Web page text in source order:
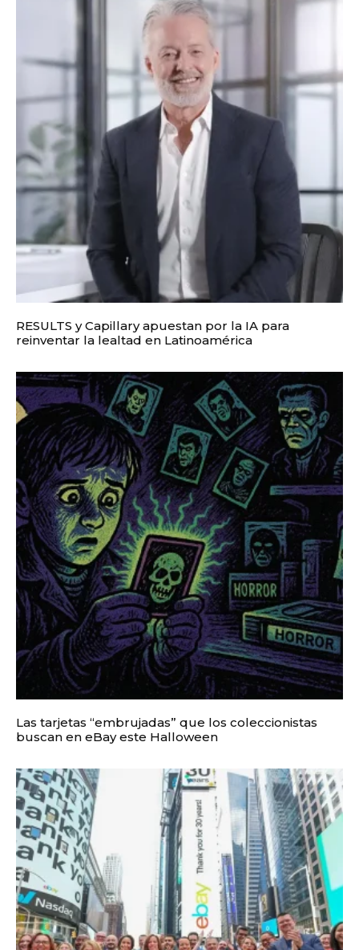
RESULTS y Capillary apuestan por la IA para
reinventar la lealtad en Latinoamérica
Las tarjetas “embrujadas” que los coleccionistas
buscan en eBay este Halloween